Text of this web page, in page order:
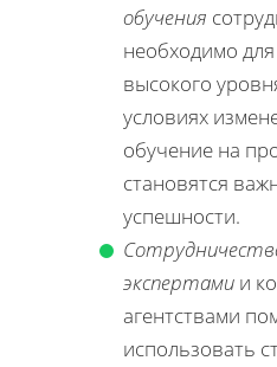
обучения
необходимо
высокого
условиях
обучение на
становятся
успешности.
экспертами и
агентствами
использовать